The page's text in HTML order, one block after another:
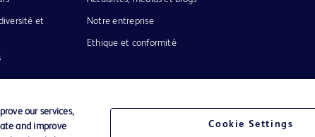
et
Notre entreprise
Ethique et conformité
our services,
and improve
Cookie Settings